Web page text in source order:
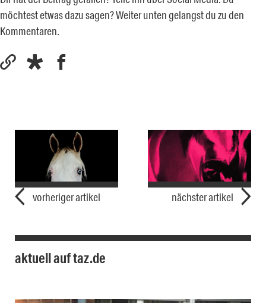
möchtest etwas dazu sagen? Weiter unten gelangst du zu den
Kommentaren.
vorheriger artikel nächster artikel
aktuell auf taz.de